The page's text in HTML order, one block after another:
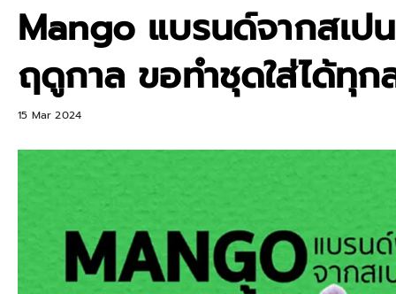
Mango แบรนด์จากสเป
ฤดูกาล ขอทำชุดใส่ได้ทุ
15 Mar 2024